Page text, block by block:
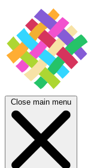
Close main menu